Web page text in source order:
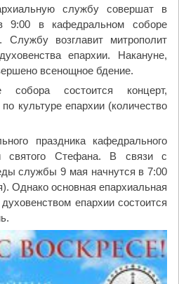
службу совершат в
9:00 в кафедральном соборе
Службу возглавит митрополит
епархии. Накануне,
всенощное бдение.
состоится концерт,
культуре епархии (количество
праздника кафедрального
святого Стефана. В связи с
службы 9 мая начнутся в 7:00
Однако основная епархиальная
епархии состоится